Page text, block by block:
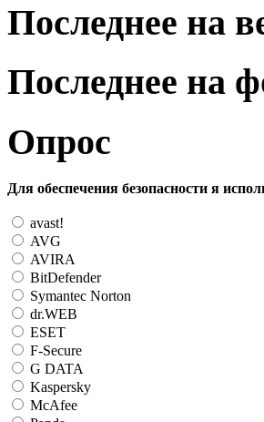
Последнее на
Последнее на
Опрос
Для обеспечения безопасности я
avast!
AVG
AVIRA
BitDefender
Symantec Norton
dr.WEB
ESET
F-Secure
G DATA
Kaspersky
McAfee